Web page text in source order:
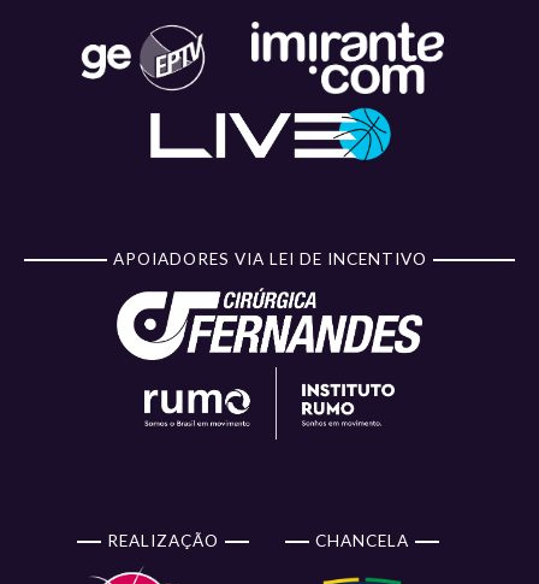
APOIADORES VIA LEI DE INCENTIVO
REALIZAÇÃO CHANCELA